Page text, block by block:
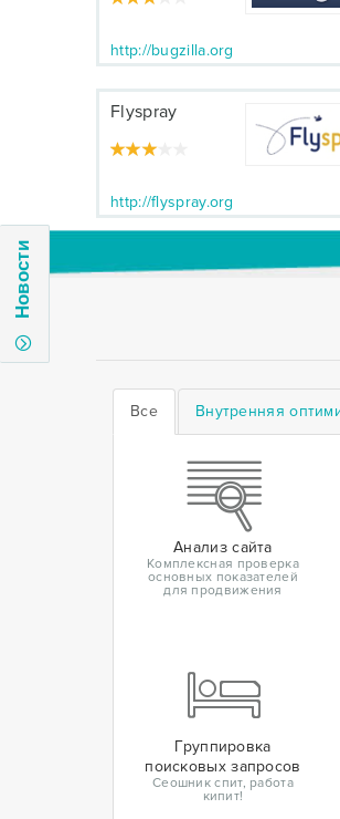
Новости
http://bugzilla.org
Flyspray
http://flyspray.org
Все Внутренняя
Анализ сайта
Комплексная проверка
основных показателей
для продвижения
Группировка
поисковых запросов
Сеошник спит, работа
кипит!